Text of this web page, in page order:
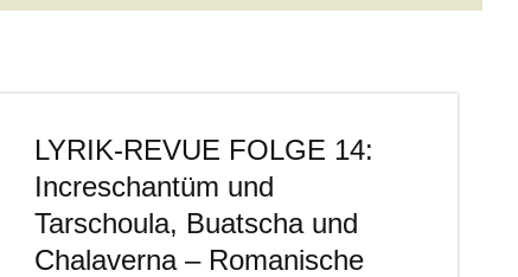
LYRIK-REVUE FOLGE 14:
Increschantüm und
Tarschoula, Buatscha und
Chalaverna – Romanische